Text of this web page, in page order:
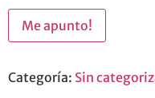
Me apunto!
Categoría: Sin